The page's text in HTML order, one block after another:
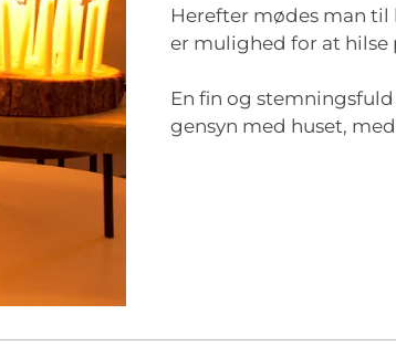
Herefter mødes man til
er mulighed for at hilse
En fin og
gensyn med huset,